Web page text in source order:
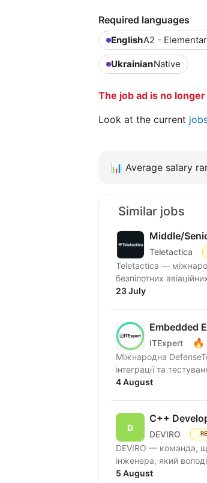
Required languages
EnglishA2 -
UkrainianNative
The job ad is no
Look at the current
📊 Average salary
Similar jobs
Middle/
Teletactica
Teletactica —
безпілотних
23 July
Embedded
ITExpert 🔥
Міжнародна
4 August
C++
DEVIRO
DEVIRO — команда,
інженера, який
5 August